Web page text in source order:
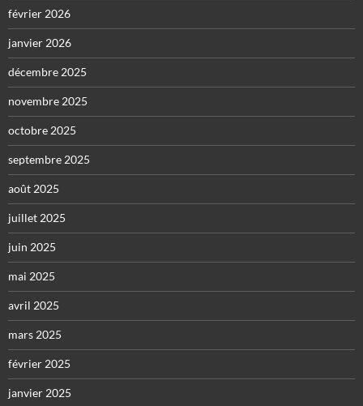
février 2026
janvier 2026
décembre 2025
novembre 2025
octobre 2025
septembre 2025
août 2025
juillet 2025
juin 2025
mai 2025
avril 2025
mars 2025
février 2025
janvier 2025